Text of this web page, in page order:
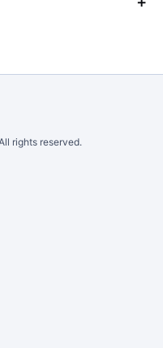
rights reserved.